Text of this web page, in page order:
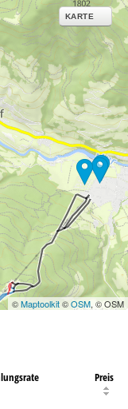
KARTE
©Maptoolkit©OSM, © OSM
Preis